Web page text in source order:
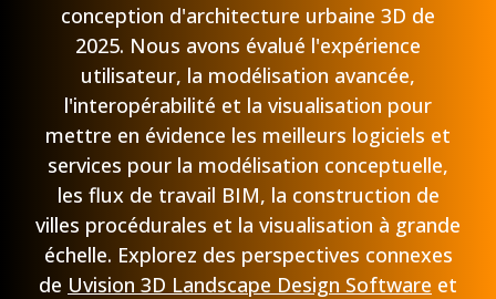
conception d'architecture urbaine 3D de
2025. Nous avons évalué l'expérience
utilisateur, la modélisation avancée,
l'interopérabilité et la visualisation pour
mettre en évidence les meilleurs logiciels et
services pour la modélisation conceptuelle,
les flux de travail BIM, la construction de
villes procédurales et la visualisation à grande
échelle. Explorez des perspectives connexes
de Uvision 3D Landscape Design Software et